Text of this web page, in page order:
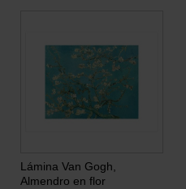
Lámina Van Gogh,
Almendro en flor